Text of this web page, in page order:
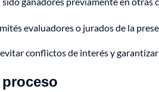
evaluadores o jurados de la
conflictos de interés y